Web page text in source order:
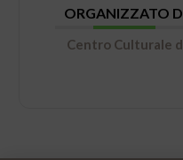
ORGANIZZATO
Centro Culturale